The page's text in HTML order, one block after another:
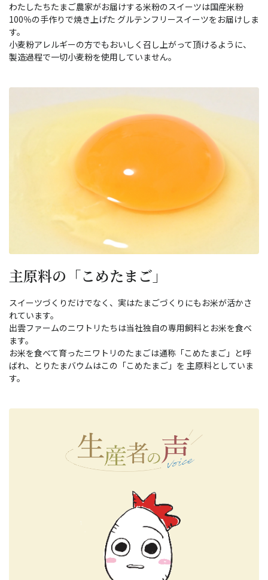
わたしたちたまご農家がお届けする米粉のスイーツは国産米粉
100％の手作りで焼き上げた グルテンフリースイーツをお届けしま
す。
小麦粉アレルギーの方でもおいしく召し上がって頂けるように、
製造過程で一切小麦粉を使用していません。
主原料の「こめたまご」
スイーツづくりだけでなく、実はたまごづくりにもお米が活かさ
れています。
出雲ファームのニワトリたちは当社独自の専用飼料とお米を食べ
ます。
お米を食べて育ったニワトリのたまごは通称「こめたまご」と呼
ばれ、とりたまバウムはこの「こめたまご」を 主原料としていま
す。